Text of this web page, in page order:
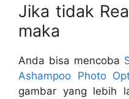
Jika tidak
maka
Anda bisa mencoba
Ashampoo Photo
gambar yang lebih